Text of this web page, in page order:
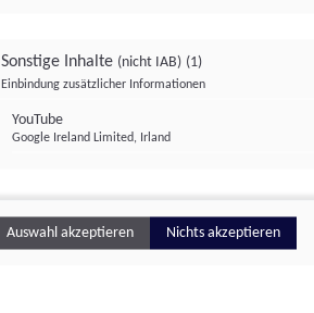
Sonstige Inhalte (nicht IAB) (1)
Einbindung zusätzlicher Informationen
YouTube
Google Ireland Limited, Irland
Auswahl akzeptieren Nichts akzeptieren